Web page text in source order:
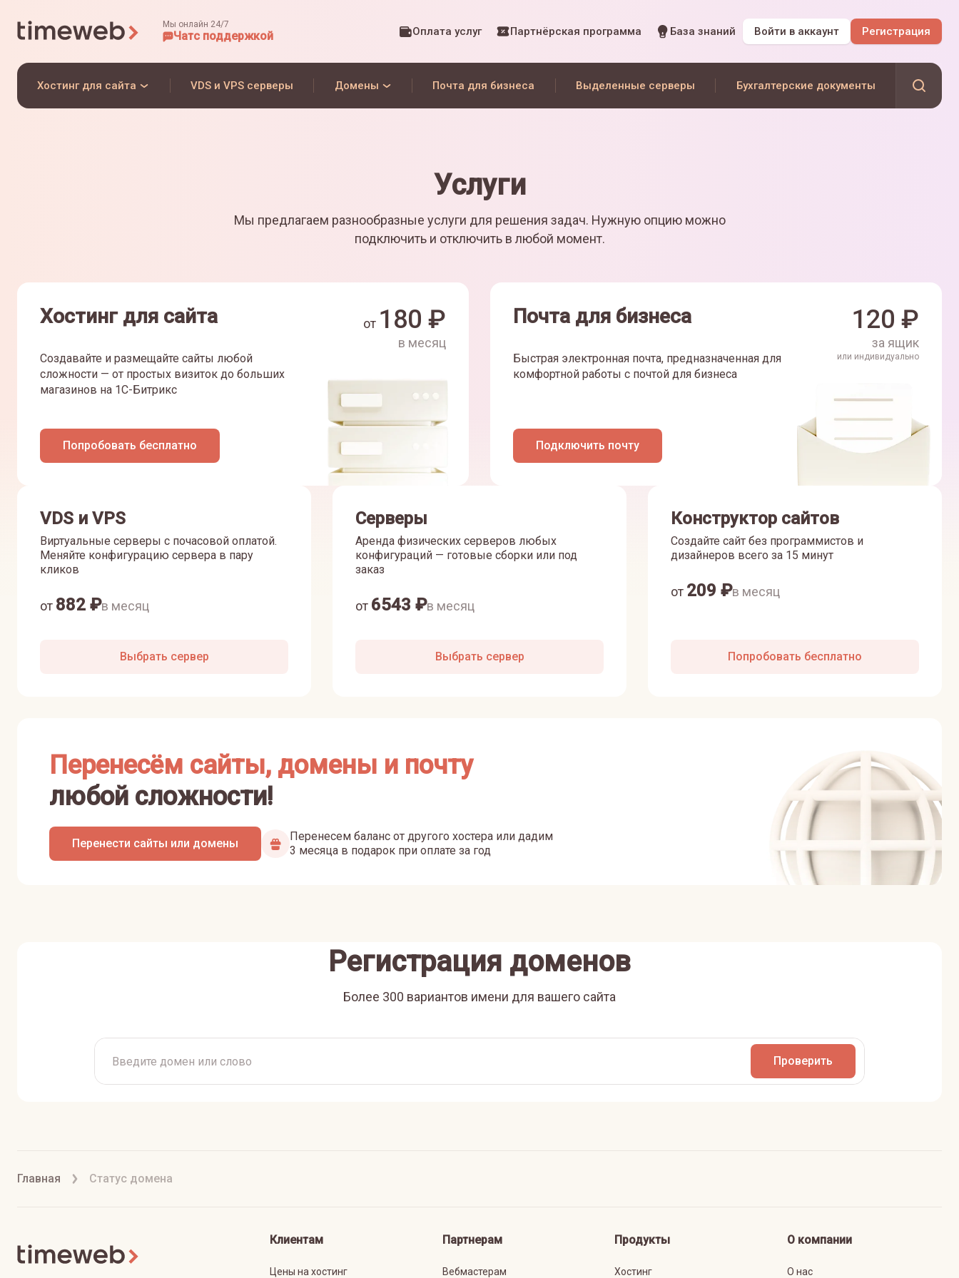
Мы онлайн 24/7
Чатс поддержкой Оплата услуг Партнёрская программа База знаний Войти в аккаунт Регистрация
Хостинг для сайта VDS и VPS серверы Домены Почта для бизнеса Выделенные серверы Бухгалтерские документы
Услуги
Мы предлагаем разнообразные услуги для решения задач. Нужную опцию можно
подключить и отключить в любой момент.
Хостинг для сайта
Создавайте и размещайте сайты любой
сложности — от простых визиток до больших
магазинов на 1С-Битрикс
Попробовать бесплатно
от 180 ₽
в месяц
Почта для бизнеса
Быстрая электронная почта, предназначенная для
комфортной работы с почтой для бизнеса
Подключить почту
120 ₽
за ящик
или индивидуально
VDS и VPS
Виртуальные серверы с почасовой оплатой.
Меняйте конфигурацию сервера в пару
кликов
от 882 ₽в месяц
Выбрать сервер
Серверы
Аренда физических серверов любых
конфигураций — готовые сборки или под
заказ
от 6543 ₽в месяц
Выбрать сервер
Конструктор сайтов
Создайте сайт без программистов и
дизайнеров всего за 15 минут
от 209 ₽в месяц
Попробовать бесплатно
Перенесём сайты, домены и почту
любой сложности!
Перенести сайты или домены
Перенесем баланс от другого хостера или дадим
3 месяца в подарок при оплате за год
Регистрация доменов
Более 300 вариантов имени для вашего сайта
Проверить
Главная Статус домена
Клиентам
Цены на хостинг
Партнерам
Вебмастерам
Продукты
Хостинг
О компании
О нас